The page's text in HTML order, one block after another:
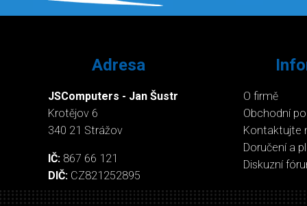
Adresa
JSComputers - Jan Šustr
Krotějov 6
340 21 Strážov
IČ: 867 66 121
DIČ: CZ821252895
O firmě
Obchodní
Kontaktujte
Doručení a
Diskuzní